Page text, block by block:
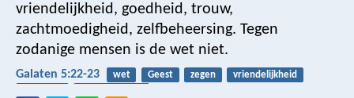
vriendelijkheid, goedheid, trouw,
zachtmoedigheid, zelfbeheersing. Tegen
zodanige mensen is de wet niet.
Galaten 5:22-23 wet Geest zegen
vriendelijkheid